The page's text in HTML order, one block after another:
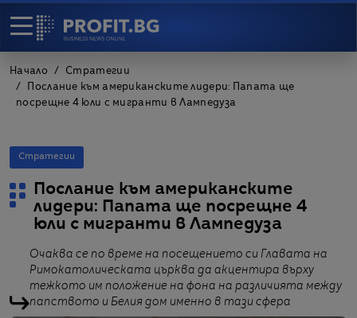
Начало
Стратегии
Послание към американските лидери: Папата ще
посрещне 4 юли с мигранти в Лампедуза
Стратегии
Послание към американските
лидери: Папата ще посрещне 4
юли с мигранти в Лампедуза
Очаква се по време на посещението си Главата на
Римокатолическата църква да акцентира върху
тежкото им положение на фона на различията между
папството и Белия дом именно в тази сфера